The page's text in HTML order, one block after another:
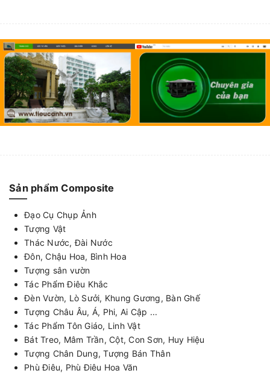
Sản phẩm Composite
Đạo Cụ Chụp Ảnh
Tượng Vật
Thác Nước, Đài Nước
Đôn, Chậu Hoa, Bình Hoa
Tượng sân vườn
Tác Phẩm Điêu Khắc
Đèn Vườn, Lò Sưởi, Khung Gương, Bàn Ghế
Tượng Châu Âu, Á, Phi, Ai Cập ...
Tác Phẩm Tôn Giáo, Linh Vật
Bát Treo, Mâm Trần, Cột, Con Sơn, Huy Hiệu
Tượng Chân Dung, Tượng Bán Thân
Phù Điêu, Phù Điêu Hoa Văn